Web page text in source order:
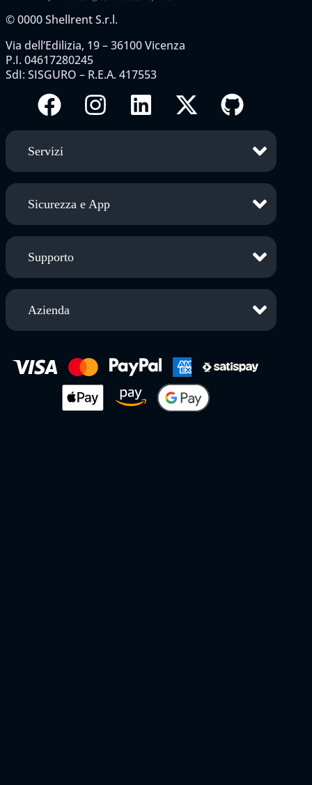
©0000Shellrent S.r.l.
Via dell’Edilizia, 19 – 36100 Vicenza
P.I. 04617280245
SdI: SISGURO – R.E.A. 417553
Servizi
Sicurezza e App
Supporto
Azienda